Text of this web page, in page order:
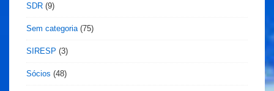
SDR (9)
Sem categoria(75)
SIRESP (3)
Sócios (48)